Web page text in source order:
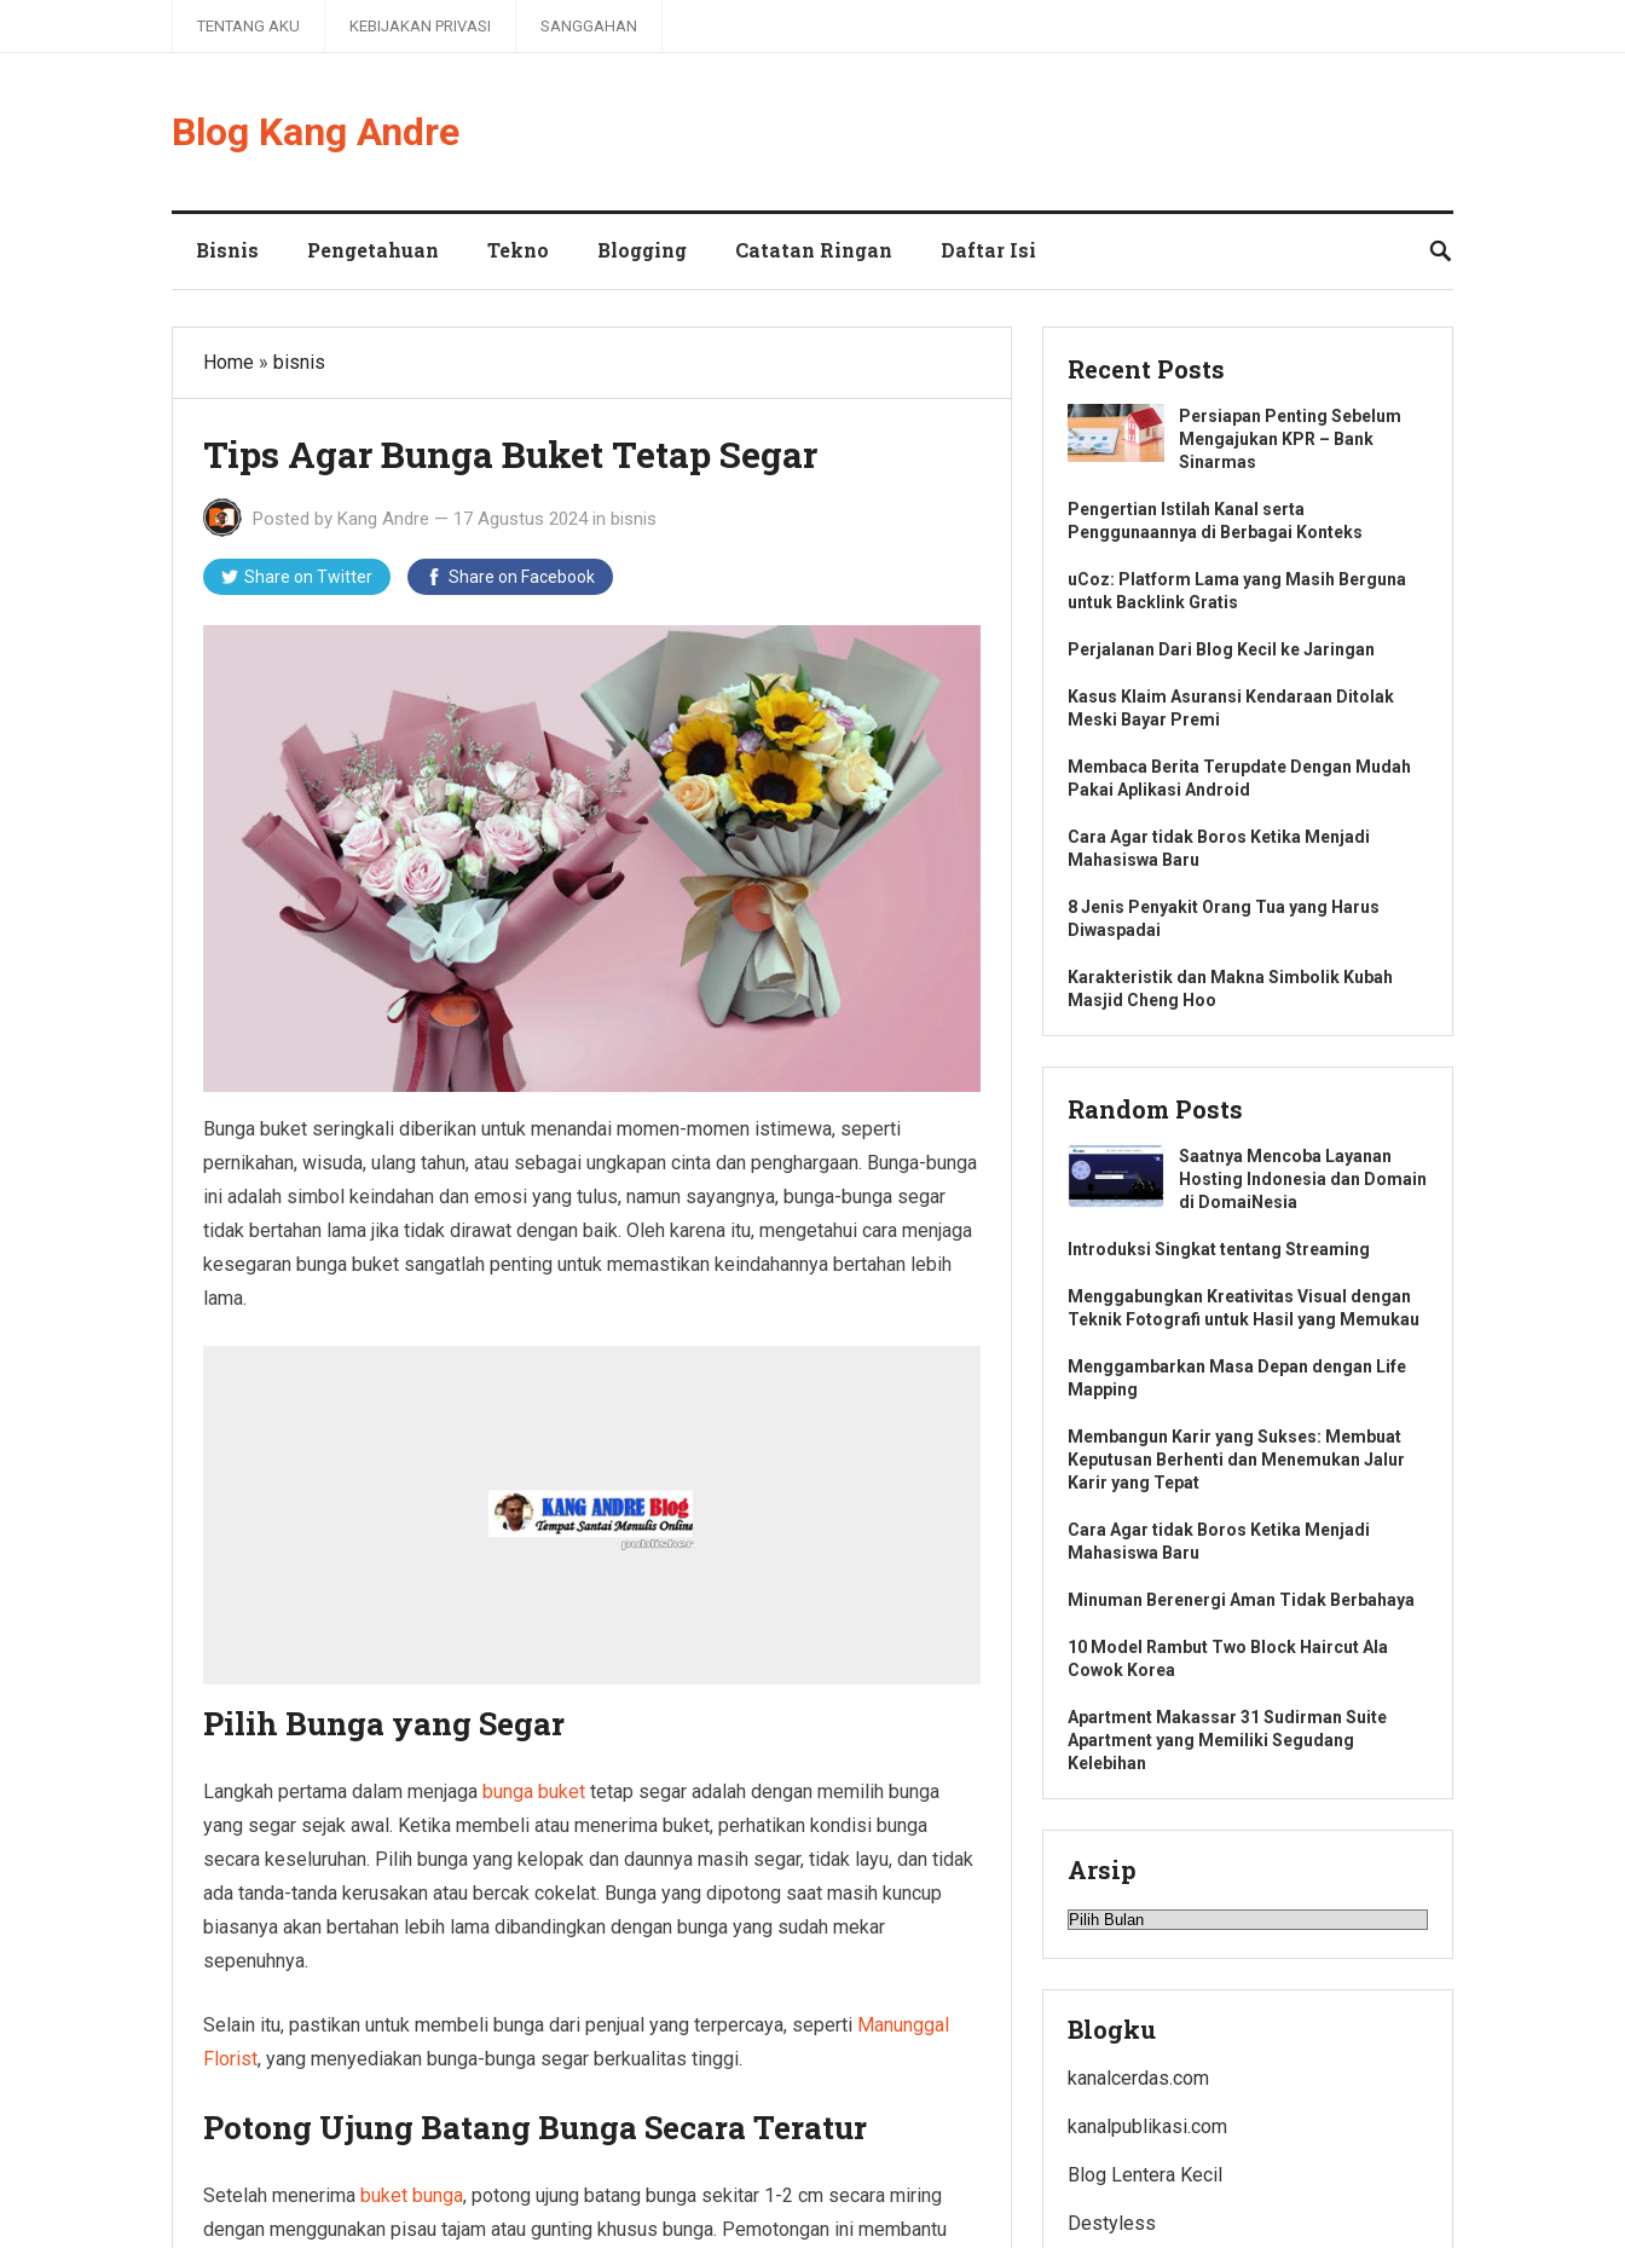
TENTANG AKU KEBIJAKAN PRIVASI SANGGAHAN
Blog Kang Andre
Bisnis Pengetahuan Tekno Blogging Catatan Ringan Daftar Isi
Home » bisnis
Tips Agar Bunga Buket Tetap Segar
Posted by Kang Andre — 17 Agustus 2024 in bisnis
Share on Twitter Share on Facebook
Bunga buket seringkali diberikan untuk menandai momen-momen istimewa, seperti
pernikahan, wisuda, ulang tahun, atau sebagai ungkapan cinta dan penghargaan. Bunga-bunga
ini adalah simbol keindahan dan emosi yang tulus, namun sayangnya, bunga-bunga segar
tidak bertahan lama jika tidak dirawat dengan baik. Oleh karena itu, mengetahui cara menjaga
kesegaran bunga buket sangatlah penting untuk memastikan keindahannya bertahan lebih
lama.
Pilih Bunga yang Segar
Langkah pertama dalam menjaga bunga buket tetap segar adalah dengan memilih bunga
yang segar sejak awal. Ketika membeli atau menerima buket, perhatikan kondisi bunga
secara keseluruhan. Pilih bunga yang kelopak dan daunnya masih segar, tidak layu, dan tidak
ada tanda-tanda kerusakan atau bercak cokelat. Bunga yang dipotong saat masih kuncup
biasanya akan bertahan lebih lama dibandingkan dengan bunga yang sudah mekar
sepenuhnya.
Selain itu, pastikan untuk membeli bunga dari penjual yang terpercaya, seperti Manunggal
Florist, yang menyediakan bunga-bunga segar berkualitas tinggi.
Potong Ujung Batang Bunga Secara Teratur
Setelah menerima buket bunga, potong ujung batang bunga sekitar 1-2 cm secara miring
dengan menggunakan pisau tajam atau gunting khusus bunga. Pemotongan ini membantu
Recent Posts
Persiapan Penting Sebelum
Mengajukan KPR – Bank
Sinarmas
Pengertian Istilah Kanal serta
Penggunaannya di Berbagai Konteks
uCoz: Platform Lama yang Masih Berguna
untuk Backlink Gratis
Perjalanan Dari Blog Kecil ke Jaringan
Kasus Klaim Asuransi Kendaraan Ditolak
Meski Bayar Premi
Membaca Berita Terupdate Dengan Mudah
Pakai Aplikasi Android
Cara Agar tidak Boros Ketika Menjadi
Mahasiswa Baru
8 Jenis Penyakit Orang Tua yang Harus
Diwaspadai
Karakteristik dan Makna Simbolik Kubah
Masjid Cheng Hoo
Random Posts
Saatnya Mencoba Layanan
Hosting Indonesia dan Domain
di DomaiNesia
Introduksi Singkat tentang Streaming
Menggabungkan Kreativitas Visual dengan
Teknik Fotografi untuk Hasil yang Memukau
Menggambarkan Masa Depan dengan Life
Mapping
Membangun Karir yang Sukses: Membuat
Keputusan Berhenti dan Menemukan Jalur
Karir yang Tepat
Cara Agar tidak Boros Ketika Menjadi
Mahasiswa Baru
Minuman Berenergi Aman Tidak Berbahaya
10 Model Rambut Two Block Haircut Ala
Cowok Korea
Apartment Makassar 31 Sudirman Suite
Apartment yang Memiliki Segudang
Kelebihan
Arsip
Arsip
Blogku
kanalcerdas.com
kanalpublikasi.com
Blog Lentera Kecil
Destyless